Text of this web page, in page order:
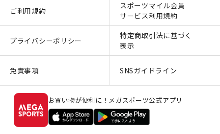
ご利用規約
スポーツマイル会員
サービス利用規約
プライバシーポリシー
特定商取引法に基づく
表示
免責事項 SNSガイドライン
お買い物が便利に！メガスポーツ公式アプリ